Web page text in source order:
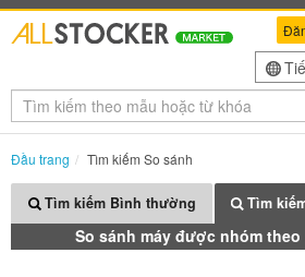
Đầu trang Tìm kiếm So sánh
Tìm kiếm Bình thường Tìm
So sánh máy được nhóm theo